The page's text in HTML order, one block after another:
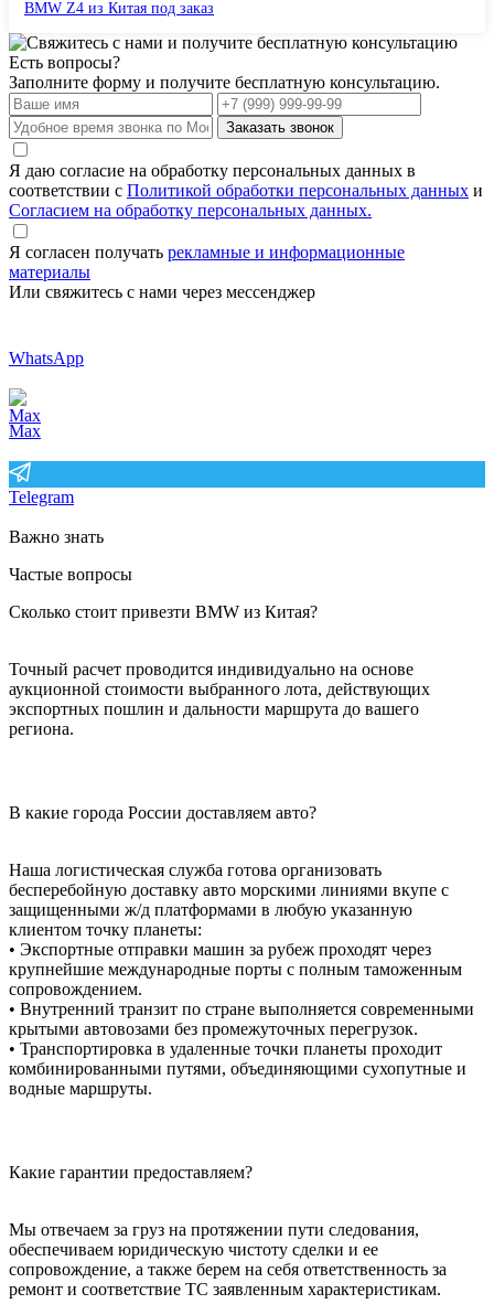
BMW Z4 из Китая под заказ
Есть вопросы?
Заполните форму и получите бесплатную консультацию.
Заказать звонок
Я даю согласие на обработку персональных данных в
соответствии с Политикой обработки персональных данных и
Согласием на обработку персональных данных.
Я согласен получать рекламные и информационные
материалы
Или свяжитесь с нами через мессенджер
WhatsApp
Max
Telegram
Важно знать
Частые вопросы
Сколько стоит привезти BMW из Китая?
Точный расчет проводится индивидуально на основе
аукционной стоимости выбранного лота, действующих
экспортных пошлин и дальности маршрута до вашего
региона.
В какие города России доставляем авто?
Наша логистическая служба готова организовать
бесперебойную доставку авто морскими линиями вкупе с
защищенными ж/д платформами в любую указанную
клиентом точку планеты:
• Экспортные отправки машин за рубеж проходят через
крупнейшие международные порты с полным таможенным
сопровождением.
• Внутренний транзит по стране выполняется современными
крытыми автовозами без промежуточных перегрузок.
• Транспортировка в удаленные точки планеты проходит
комбинированными путями, объединяющими сухопутные и
водные маршруты.
Какие гарантии предоставляем?
Мы отвечаем за груз на протяжении пути следования,
обеспечиваем юридическую чистоту сделки и ее
сопровождение, а также берем на себя ответственность за
ремонт и соответствие ТС заявленным характеристикам.